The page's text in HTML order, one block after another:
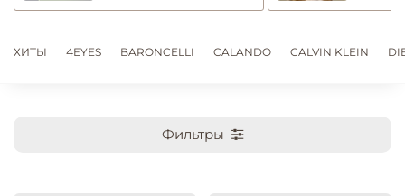
ХИТЫ 4EYES BARONCELLI CALANDO CALVIN KLEIN
Фильтры